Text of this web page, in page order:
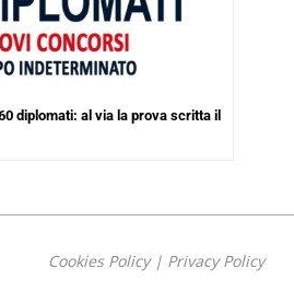
diplomati: al via la prova scritta il
Cookies Policy| Privacy Policy